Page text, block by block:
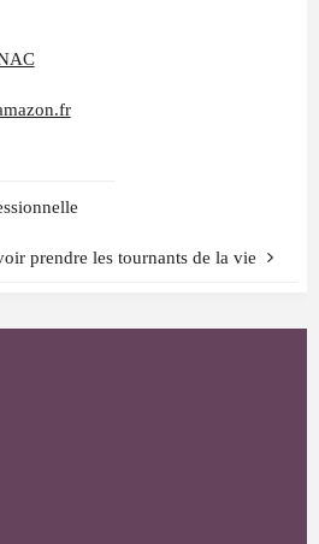
prendre les tournants de la vie